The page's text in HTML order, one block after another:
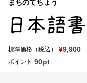
まちのてちょう
標準価格（税込） ¥9,900
ポイント 90pt